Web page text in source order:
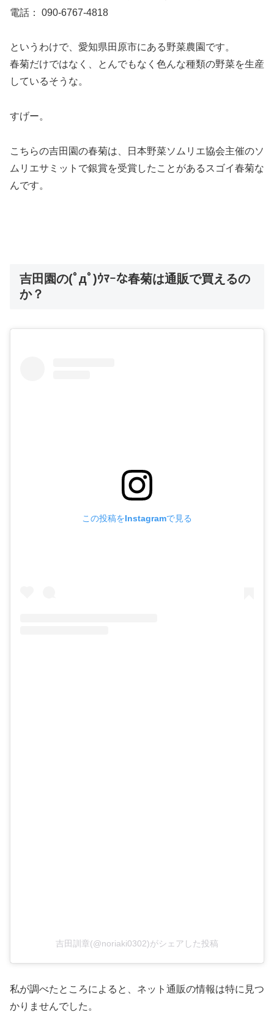
電話： 090-6767-4818
というわけで、愛知県田原市にある野菜農園です。
春菊だけではなく、とんでもなく色んな種類の野菜を生産
しているそうな。
すげー。
こちらの吉田園の春菊は、
日本野菜ソムリエ協会主催のソ
ムリエサミットで銀賞を受賞したことがあるスゴイ春菊な
んです。
吉田園の(ﾟдﾟ)ｳﾏｰな春菊は通販で買えるの
か？
この投稿をInstagramで見る
吉田訓章(@noriaki0302)がシェアした投稿
私が調べたところによると、ネット通販の情報は特に見つ
かりませんでした。